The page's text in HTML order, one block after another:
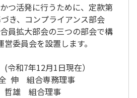
つ活発に行うために、定款第
き、コンプライアンス部会
員拡大部会の三つの部会で構
委員会を設置します。
和7年12月1日現在）
組合専務理事
雄 組合理事